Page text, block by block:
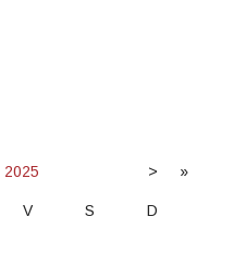
2025 > »
V S D